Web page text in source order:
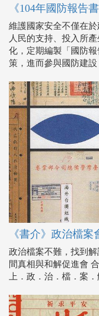
《104年國防報告
維護國家安全不僅在
人民的支持、投入所
化，定期編製「國防
策，進而參與國防建設
《書介》政治檔
政治檔案不難，找到
間真相與和解促進會
上．政．治．檔．案